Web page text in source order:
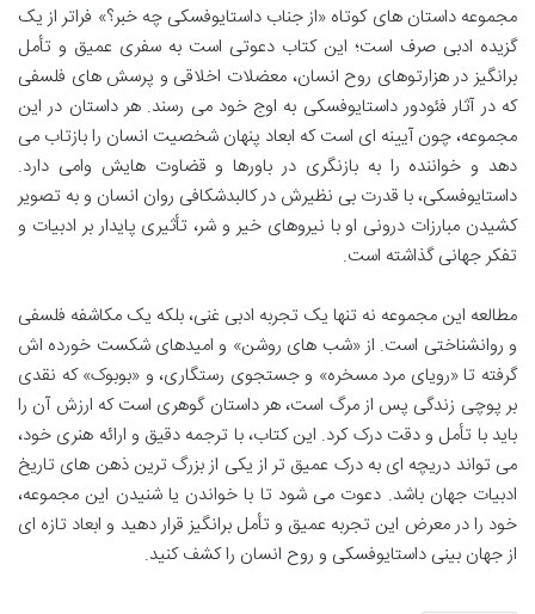
مجموعه داستان های کوتاه «از جناب داستایوفسکی چه خبر؟» فراتر از یک
گزیده ادبی صرف است؛ این کتاب دعوتی است به سفری عمیق و تأمل
برانگیز در هزارتوهای روح انسان، معضلات اخلاقی و پرسش های فلسفی
که در آثار فئودور داستایوفسکی به اوج خود می رسند. هر داستان در این
مجموعه، چون آیینه ای است که ابعاد پنهان شخصیت انسان را بازتاب می
دهد و خواننده را به بازنگری در باورها و قضاوت هایش وامی دارد.
داستایوفسکی، با قدرت بی نظیرش در کالبدشکافی روان انسان و به تصویر
کشیدن مبارزات درونی او با نیروهای خیر و شر، تأثیری پایدار بر ادبیات و
تفکر جهانی گذاشته است.
مطالعه این مجموعه نه تنها یک تجربه ادبی غنی، بلکه یک مکاشفه فلسفی
و روانشناختی است. از «شب های روشن» و امیدهای شکست خورده اش
گرفته تا «رویای مرد مسخره» و جستجوی رستگاری، و «بوبوک» که نقدی
بر پوچی زندگی پس از مرگ است، هر داستان گوهری است که ارزش آن را
باید با تأمل و دقت درک کرد. این کتاب، با ترجمه دقیق و ارائه هنری خود،
می تواند دریچه ای به درک عمیق تر از یکی از بزرگ ترین ذهن های تاریخ
ادبیات جهان باشد. دعوت می شود تا با خواندن یا شنیدن این مجموعه،
خود را در معرض این تجربه عمیق و تأمل برانگیز قرار دهید و ابعاد تازه ای
از جهان بینی داستایوفسکی و روح انسان را کشف کنید.